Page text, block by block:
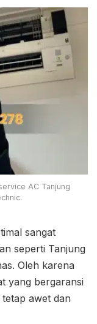
AC Tanjung
sangat
seperti Tanjung
Oleh karena
yang bergaransi
awet dan